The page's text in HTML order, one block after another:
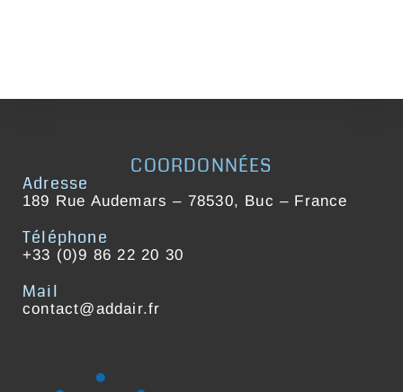
COORDONNÉES
Adresse
189 Rue Audemars – 78530, Buc – France
Téléphone
+33 (0)9 86 22 20 30
Mail
contact@addair.fr